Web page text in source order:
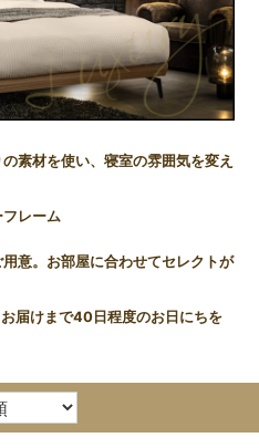
素材を使い、寝室の雰囲気を変え
レーム
意。お部屋に合わせてセレクトが
届けまで40日程度のお日にちを